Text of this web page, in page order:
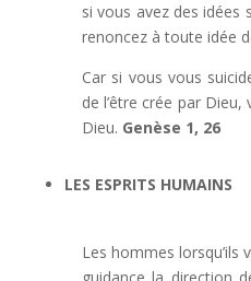
si vous avez des idées
renoncez à toute idée
Car si vous vous
de l’être crée par Dieu,
Dieu. Genèse 1, 26
LES ESPRITS HUMAINS
Les hommes lorsqu’ils